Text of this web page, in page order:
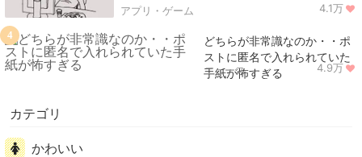
アプリ・ゲーム 4.1万
どちらが非常識なのか・・ポ
ストに匿名で入れられていた
手紙が怖すぎる
ニュース 4.9万
4
カテゴリ
かわいい